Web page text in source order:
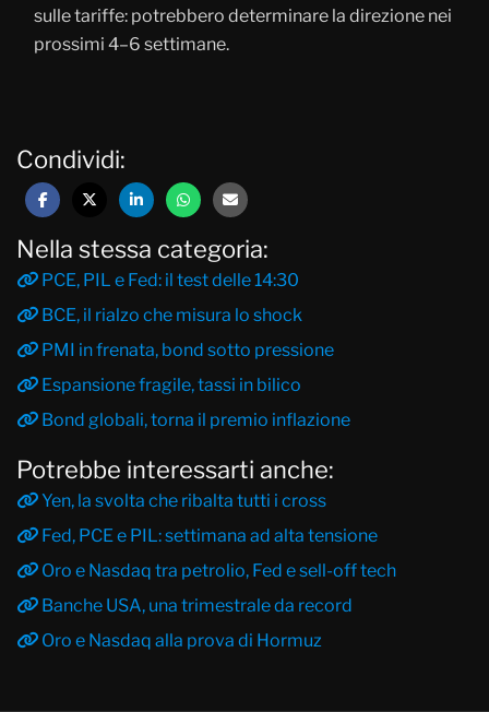
sulle tariffe: potrebbero determinare la direzione nei
prossimi 4–6 settimane.
Condividi:
Nella stessa categoria:
PCE, PIL e Fed: il test delle 14:30
BCE, il rialzo che misura lo shock
PMI in frenata, bond sotto pressione
Espansione fragile, tassi in bilico
Bond globali, torna il premio inflazione
Potrebbe interessarti anche:
Yen, la svolta che ribalta tutti i cross
Fed, PCE e PIL: settimana ad alta tensione
Oro e Nasdaq tra petrolio, Fed e sell-off tech
Banche USA, una trimestrale da record
Oro e Nasdaq alla prova di Hormuz